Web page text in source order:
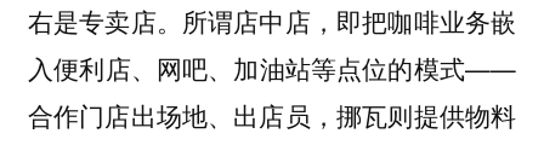
右是专卖店。所谓店中店，即把咖啡业务嵌
入便利店、网吧、加油站等点位的模式——
合作门店出场地、出店员，挪瓦则提供物料